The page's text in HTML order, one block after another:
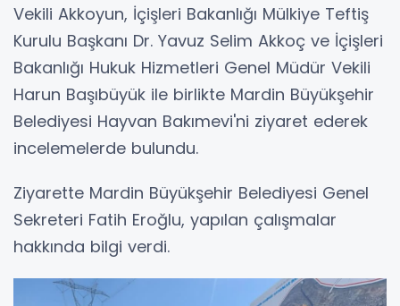
Vekili Akkoyun, İçişleri Bakanlığı Mülkiye Teftiş
Kurulu Başkanı Dr. Yavuz Selim Akkoç ve İçişleri
Bakanlığı Hukuk Hizmetleri Genel Müdür Vekili
Harun Başıbüyük ile birlikte Mardin Büyükşehir
Belediyesi Hayvan Bakımevi'ni ziyaret ederek
incelemelerde bulundu.
Ziyarette Mardin Büyükşehir Belediyesi Genel
Sekreteri Fatih Eroğlu, yapılan çalışmalar
hakkında bilgi verdi.